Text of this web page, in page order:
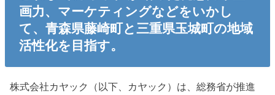
画力、マーケティングなどをいかし
て、青森県藤崎町と三重県玉城町の地域
活性化を目指す。
株式会社カヤック（以下、カヤック）は、総務省が推進